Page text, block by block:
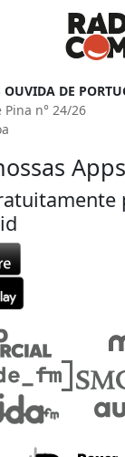
DE
Pina n° 24/26
Apps